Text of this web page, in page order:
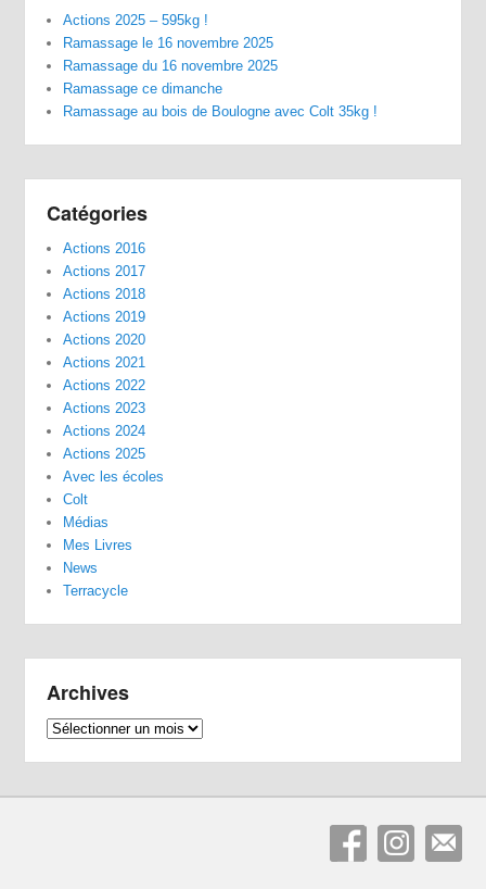
Actions 2025 – 595kg !
Ramassage le 16 novembre 2025
Ramassage du 16 novembre 2025
Ramassage ce dimanche
Ramassage au bois de Boulogne avec Colt 35kg !
Catégories
Actions 2016
Actions 2017
Actions 2018
Actions 2019
Actions 2020
Actions 2021
Actions 2022
Actions 2023
Actions 2024
Actions 2025
Avec les écoles
Colt
Médias
Mes Livres
News
Terracycle
Archives
Archives